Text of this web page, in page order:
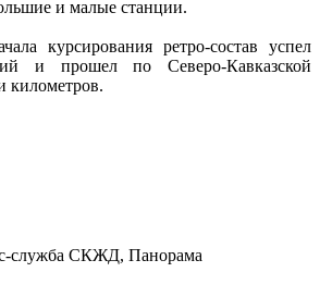
и малые станции.
курсирования ретро-состав успел
и прошел по Северо-Кавказской
километров.
служба СКЖД, Панорама